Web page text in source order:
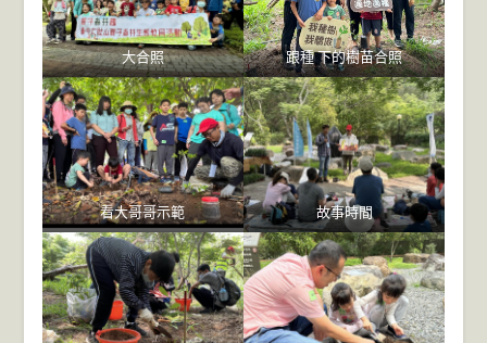
大合照 跟種 下的樹苗合照
看大哥哥示範 故事時間